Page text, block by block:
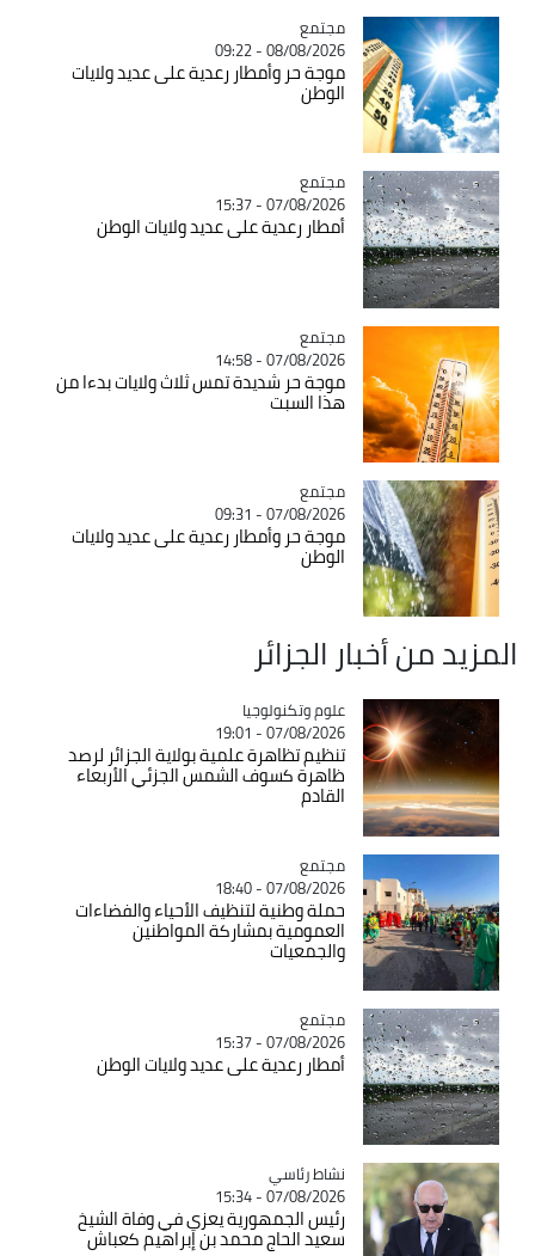
Catégorie
مجتمع
08/08/2026 - 09:22
موجة حر وأمطار رعدية على عديد ولايات
الوطن
Catégorie
مجتمع
07/08/2026 - 15:37
أمطار رعدية على عديد ولايات الوطن
Catégorie
مجتمع
07/08/2026 - 14:58
موجة حر شديدة تمس ثلاث ولايات بدءا من
هذا السبت
Catégorie
مجتمع
07/08/2026 - 09:31
موجة حر وأمطار رعدية على عديد ولايات
الوطن
المزيد من أخبار الجزائر
Catégorie
علوم وتكنولوجيا
07/08/2026 - 19:01
تنظيم تظاهرة علمية بولاية الجزائر لرصد
ظاهرة كسوف الشمس الجزئي الأربعاء
القادم
Catégorie
مجتمع
07/08/2026 - 18:40
حملة وطنية لتنظيف الأحياء والفضاءات
العمومية بمشاركة المواطنين
والجمعيات
Catégorie
مجتمع
07/08/2026 - 15:37
أمطار رعدية على عديد ولايات الوطن
Catégorie
نشاط رئاسي
07/08/2026 - 15:34
رئيس الجمهورية يعزي في وفاة الشيخ
سعيد الحاج محمد بن إبراهيم كعباش